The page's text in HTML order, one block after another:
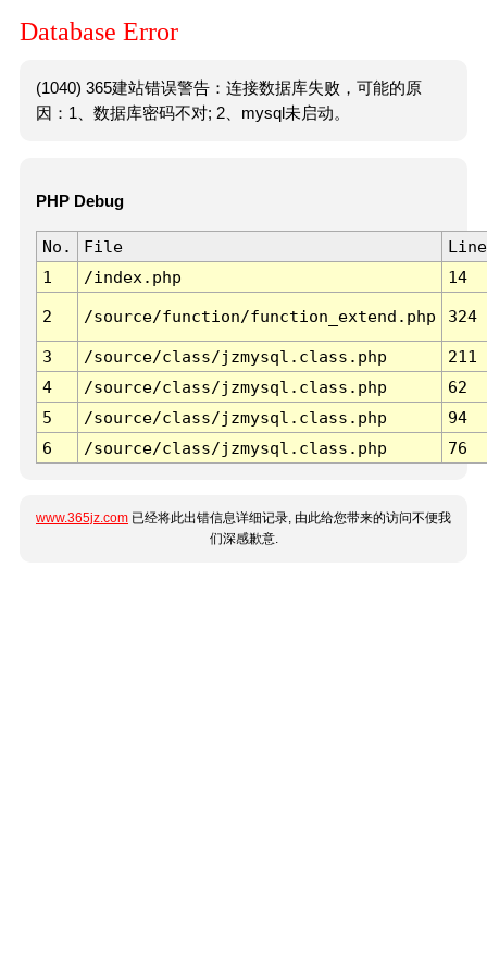
Database Error
(1040) 365建站错误警告：连接数据库失败，可能的原
因：1、数据库密码不对; 2、mysql未启动。
PHP Debug
No. File
Line
1
/index.php 14
2 /source/function/function_extend.php 324
3 /source/class/jzmysql.class.php
211
4
/source/class/jzmysql.class.php
62
5
/source/class/jzmysql.class.php
94
6
/source/class/jzmysql.class.php 76
www.365jz.com 已经将此出错信息详细记录, 由此给您带来的访问不便我
们深感歉意.